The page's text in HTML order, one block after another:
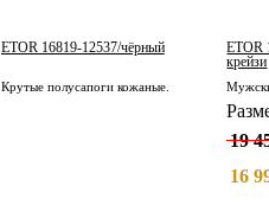
ETOR 16819-12537/чёрный
Крутые полусапоги кожаные.
ETOR
крейзи
19
16